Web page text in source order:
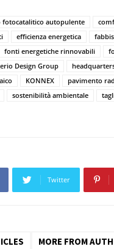
fotocatalitico autopulente
efficienza energetica
fonti energetiche rinnovabili
Design Group
KONNEX
pavimento
sostenibilità ambientale
Twitter
MORE FROM